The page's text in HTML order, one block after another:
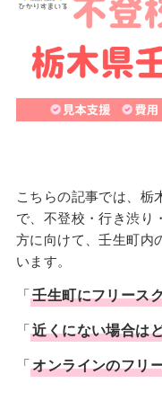
こちらの記事では、栃
で、不登校・行き渋り
方に向けて、壬生町内
います。
「壬生町にフリース
「近くにない場合は
「オンラインのフリ